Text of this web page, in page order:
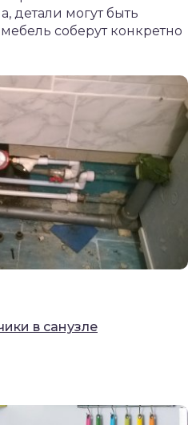
детали могут быть
соберут конкретно
в санузле